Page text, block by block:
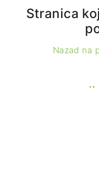
Stranica
Nazad na